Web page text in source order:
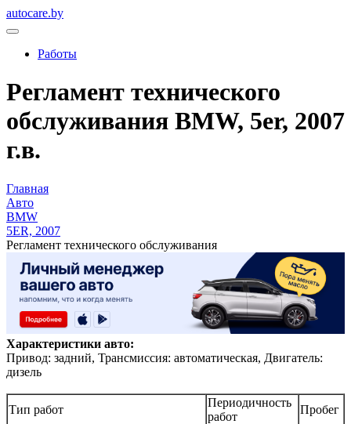
autocare.by
Работы
Регламент технического
обслуживания BMW, 5er, 2007
г.в.
Главная
Авто
BMW
5ER, 2007
Регламент технического обслуживания
Характеристики авто:
Привод: задний, Трансмиссия: автоматическая, Двигатель:
дизель
Тип работ
Периодичность
работ
Пробег